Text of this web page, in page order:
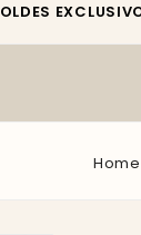
MOLDES
Home